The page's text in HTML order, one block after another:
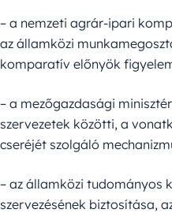
– a nemzeti agrár-ipari
az államközi
komparatív előnyök
– a mezőgazdasági
szervezetek közötti, a
cseréjét szolgáló
– az államközi tudományos
szervezésének biztosítása,